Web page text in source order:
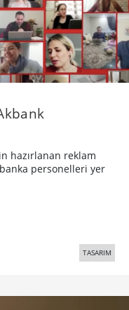
hazırlanan reklam
personelleri yer
TASARIM